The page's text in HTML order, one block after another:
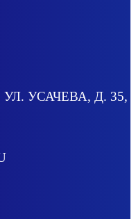
УЛ. УСАЧЕВА, Д. 35,